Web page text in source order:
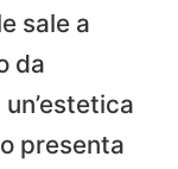
sale a
da
presenta